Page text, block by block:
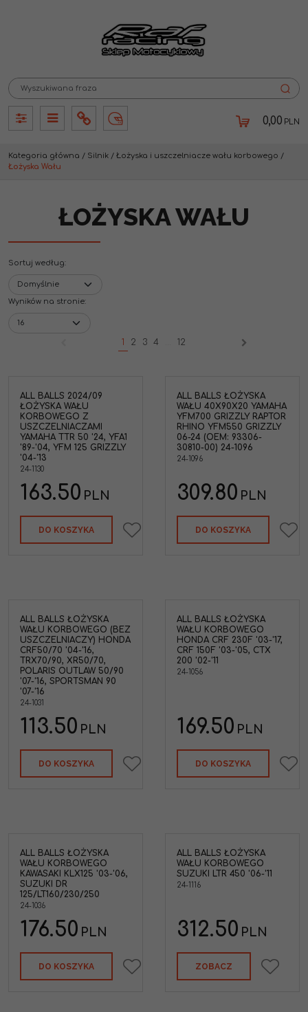
PanelPanelInfo Lang 0,00 PLN
Kategoria główna / Silnik / Łożyska i uszczelniacze wału korbowego /
Łożyska Wału
ŁOŻYSKA WAŁU
Sortuj według:
Wyników na stronie:
1 2 3 4 12
ALL BALLS 2024/09
ŁOŻYSKA WAŁU
KORBOWEGO Z
USZCZELNIACZAMI
YAMAHA TTR 50 '24, YFA1
'89-'04, YFM 125 GRIZZLY
'04-'13
24-1130
163.50 PLN
DO KOSZYKA
All Balls 24-1096 Zestaw
łożysk wału korbowego
Yamaha YFM700R Raptor
'06-24 YFM700F Grizzly '07-15
YXR700 Rhino '08-13
YFM550 Grizzly '09-14
Marka pojazdu
ALL BALLS ŁOŻYSKA
WAŁU 40X90X20 YAMAHA
YFM700 GRIZZLY RAPTOR
RHINO YFM550 GRIZZLY
06-24 (OEM: 93306-
30810-00) 24-1096
24-1096
309.80 PLN
DO KOSZYKA
ALL BALLS ŁOŻYSKA
WAŁU KORBOWEGO (BEZ
USZCZELNIACZY) HONDA
CRF50/70 '04-'16,
TRX70/90, XR50/70,
POLARIS OUTLAW 50/90
'07-'16, SPORTSMAN 90
'07-'16
24-1031
113.50 PLN
DO KOSZYKA
ALL BALLS ŁOŻYSKA
WAŁU KORBOWEGO
HONDA CRF 230F '03-'17,
CRF 150F '03-'05, CTX
200 '02-'11
24-1056
169.50 PLN
DO KOSZYKA
ALL BALLS ŁOŻYSKA
WAŁU KORBOWEGO
KAWASAKI KLX125 '03-'06,
SUZUKI DR
125/LT160/230/250
24-1036
176.50 PLN
DO KOSZYKA
ALL BALLS ŁOŻYSKA
WAŁU KORBOWEGO
SUZUKI LTR 450 '06-'11
24-1116
312.50 PLN
ZOBACZ